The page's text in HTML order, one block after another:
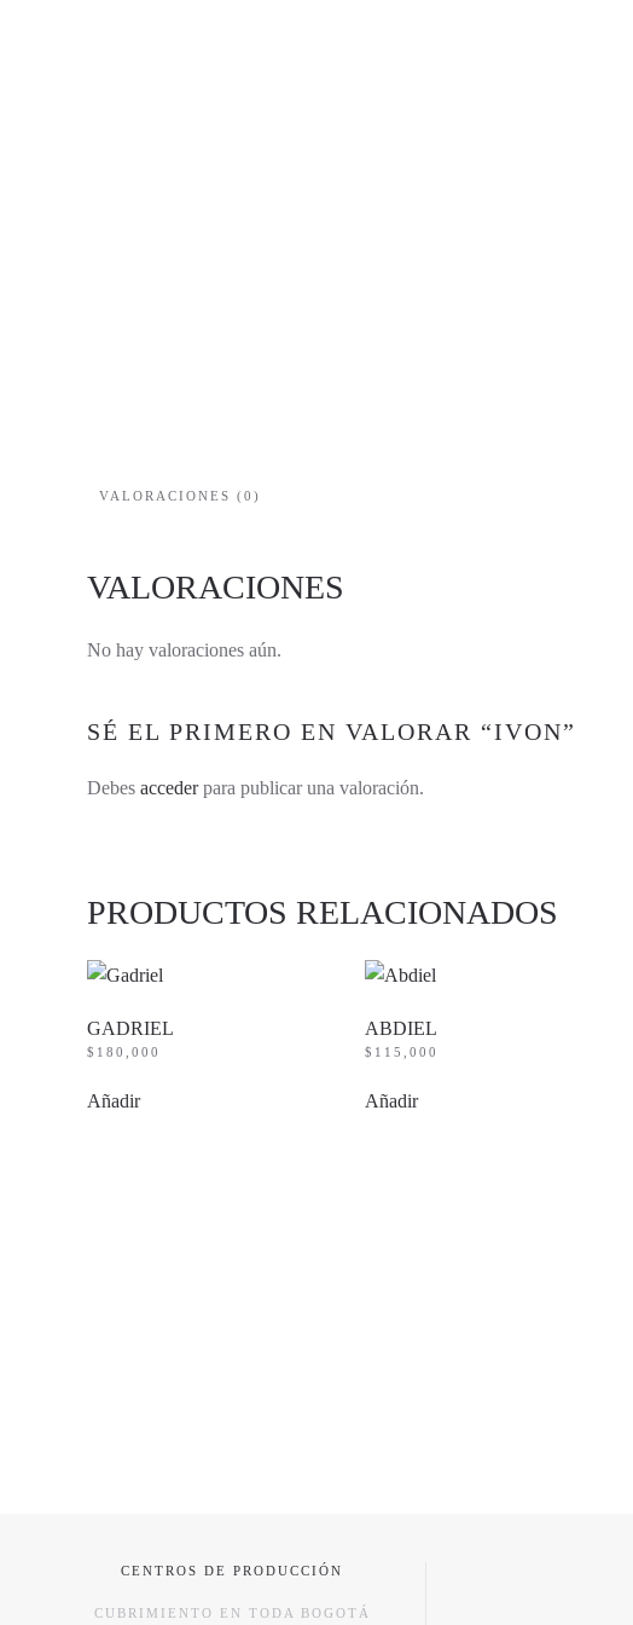
VALORACIONES (0)
VALORACIONES
No hay valoraciones aún.
SÉ EL PRIMERO EN VALORAR “IVON”
Debes accederpara publicar una valoración.
PRODUCTOS RELACIONADOS
GADRIEL
$ 180,000
Añadir
ABDIEL
$ 115,000
Añadir
CENTROS DE PRODUCCIÓN
CUBRIMIENTO EN TODA BOGOTÁ